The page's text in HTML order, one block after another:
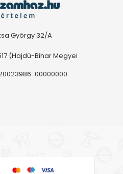
György 32/A
(Hajdú-Bihar Megyei
00000000